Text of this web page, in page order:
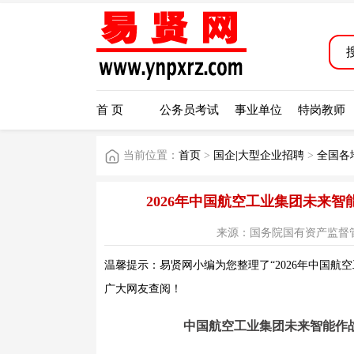
首 页 公务员考试 事业单位 特岗教师
当前位置： 首页 > 国企|大型企业招聘 > 全国各
2026年中国航空工业集团未来
来源：国务院国有资产监督
温馨提示：易贤网小编为您整理了“2026年中国航
广大网友查阅！
中国航空工业集团未来智能作